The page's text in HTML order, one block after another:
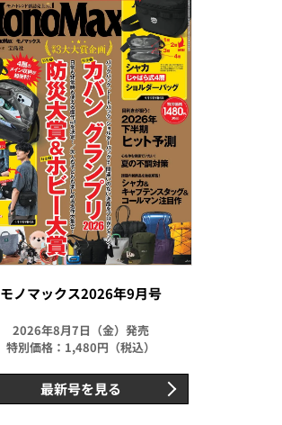
モノマックス2026年9月号
2026年8月7日（金）発売
特別価格：1,480円（税込）
最新号を見る